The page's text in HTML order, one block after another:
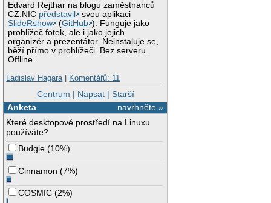
Edvard Rejthar na blogu zaměstnanců
CZ.NIC představil
svou aplikaci
SlideRshow
(GitHub ). Funguje jako
prohlížeč fotek, ale i jako jejich
organizér a prezentátor. Neinstaluje se,
běží přímo v prohlížeči. Bez serveru.
Offline.
Ladislav Hagara| Komentářů: 11
Centrum | Napsat| Starší
navrhněte »
Anketa
Které desktopové prostředí na Linuxu
používáte?
Budgie (10%)
Cinnamon (7%)
COSMIC (2%)